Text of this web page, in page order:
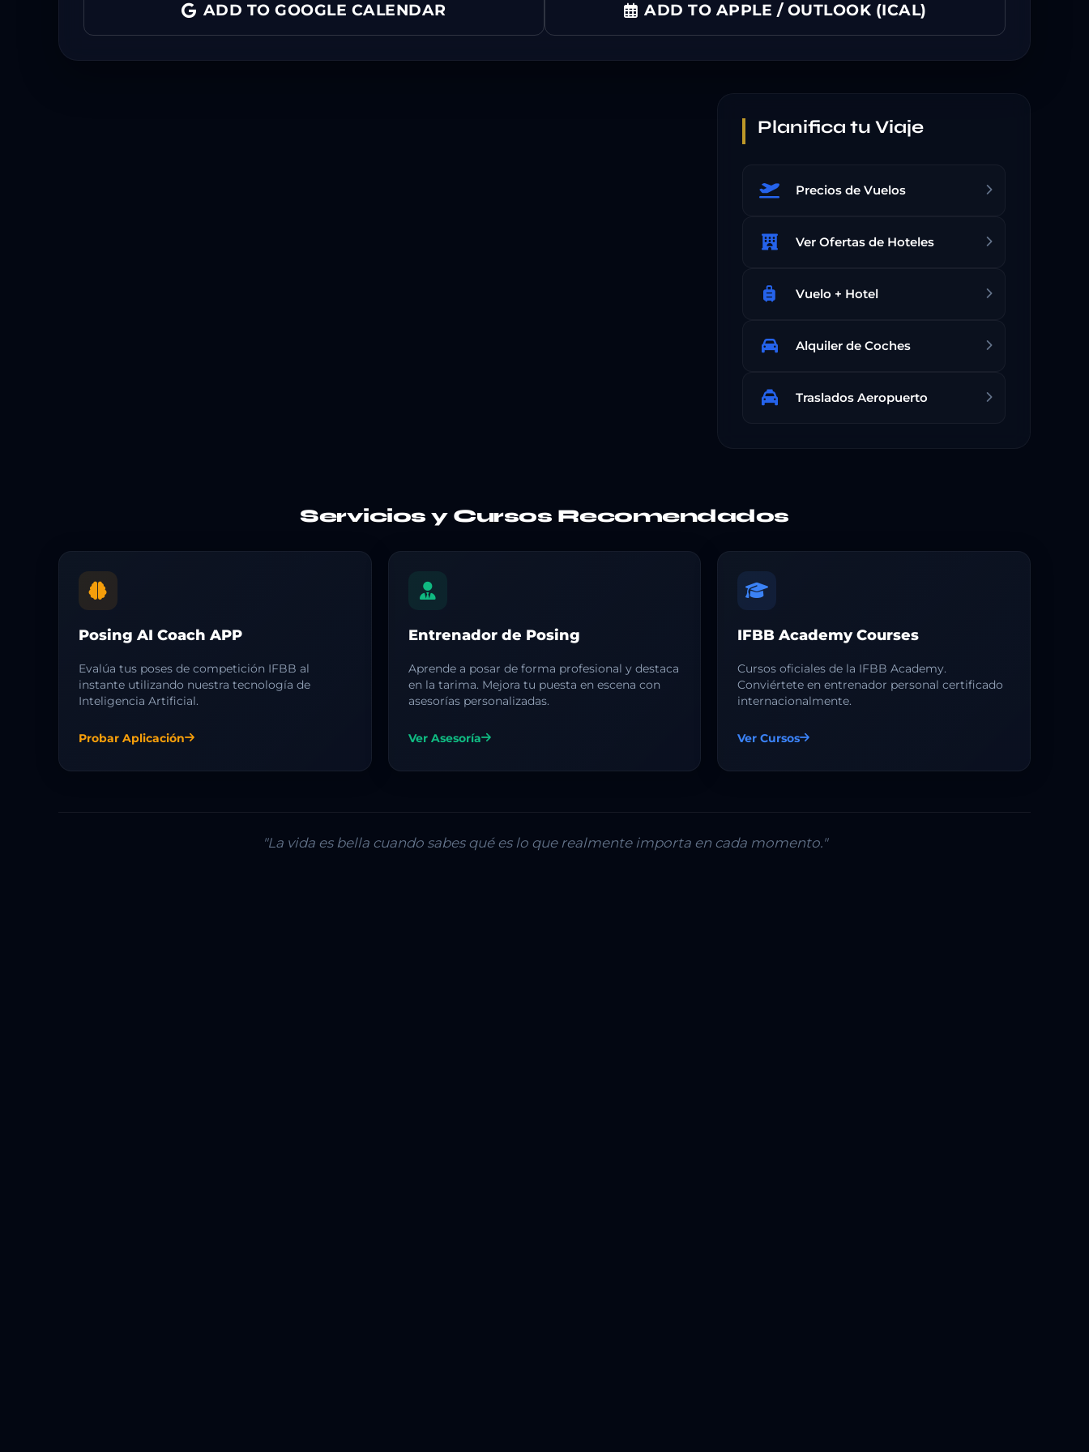
ADD TO GOOGLE CALENDAR ADD TO APPLE / OUTLOOK (ICAL)
Planifica tu Viaje
Precios de Vuelos
Ver Ofertas de Hoteles
Vuelo + Hotel
Alquiler de Coches
Traslados Aeropuerto
Servicios y Cursos Recomendados
Posing AI Coach APP
Evalúa tus poses de competición IFBB al
instante utilizando nuestra tecnología de
Inteligencia Artificial.
Probar Aplicación
Entrenador de Posing
Aprende a posar de forma profesional y destaca
en la tarima. Mejora tu puesta en escena con
asesorías personalizadas.
Ver Asesoría
IFBB Academy Courses
Cursos oficiales de la IFBB Academy.
Conviértete en entrenador personal certificado
internacionalmente.
Ver Cursos
"La vida es bella cuando sabes qué es lo que realmente importa en cada momento."